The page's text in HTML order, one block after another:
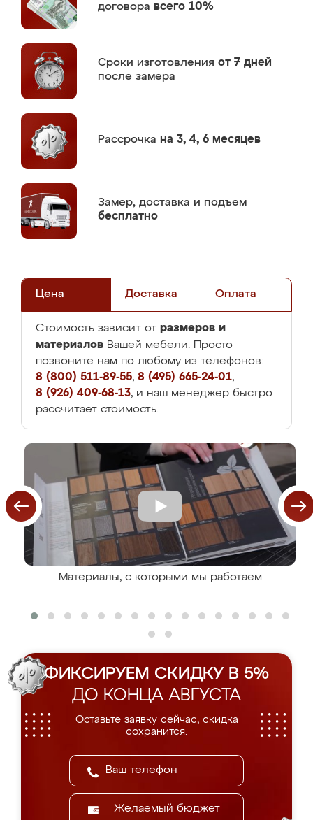
договора всего 10%
Сроки изготовления от 7 дней
после замера
Рассрочка на 3, 4, 6 месяцев
Замер, доставка и подъем
бесплатно
Цена Доставка Оплата
Стоимость зависит от размеров и
материалов Вашей мебели. Просто
позвоните нам по любому из телефонов:
8 (800) 511-89-55, 8 (495) 665-24-01,
8 (926) 409-68-13, и наш менеджер быстро
рассчитает стоимость.
Материалы, с которыми мы работаем
ФИКСИРУЕМ СКИДКУ В 5%
ДО КОНЦА АВГУСТА
Оставьте заявку сейчас, скидка
сохранится.
Желаемый бюджет